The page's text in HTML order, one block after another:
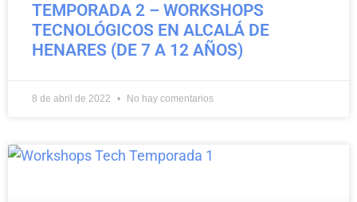
TEMPORADA 2 – WORKSHOPS
TECNOLÓGICOS EN ALCALÁ DE
HENARES (DE 7 A 12 AÑOS)
8 de abril de 2022 No hay comentarios